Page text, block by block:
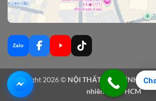
Zalo
Copyright 2026 © NỘI THẤT THÁI BÌNH -
nhiên tại TPHCM